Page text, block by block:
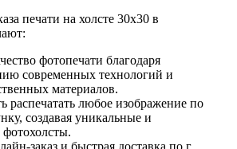
печати на холсте 30х30 в
фотопечати благодаря
современных технологий и
материалов.
распечатать любое изображение по
создавая уникальные и